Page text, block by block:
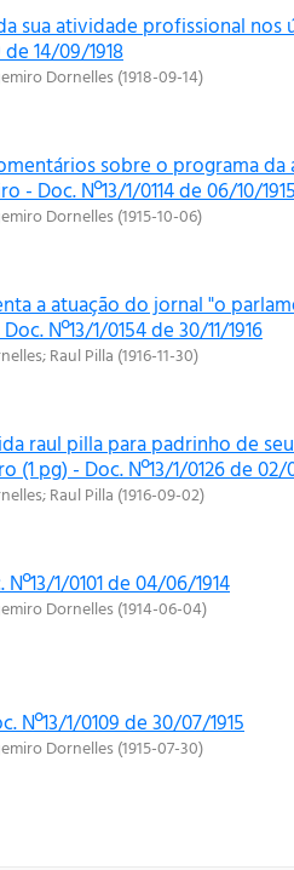
sua atividade profissional nos
de 14/09/1918
Dornelles(1918-09-14)
sobre o programa
- Doc. Nº13/1/0114 de 06/10/
Dornelles(1915-10-06)
a atuação do jornal "o
Nº13/1/0154 de 30/11/1916
;Raul Pilla (1916-11-30)
raul pilla para padrinho de
(1 pg) - Doc. Nº13/1/0126 de 02/
;Raul Pilla (1916-09-02)
1/0101 de 04/06/1914
Dornelles(1914-06-04)
Nº13/1/0109 de 30/07/1915
Dornelles(1915-07-30)